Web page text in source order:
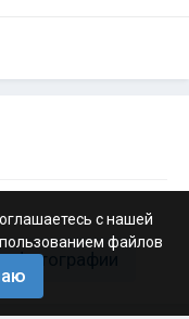
фотографии
с нашей
файлов